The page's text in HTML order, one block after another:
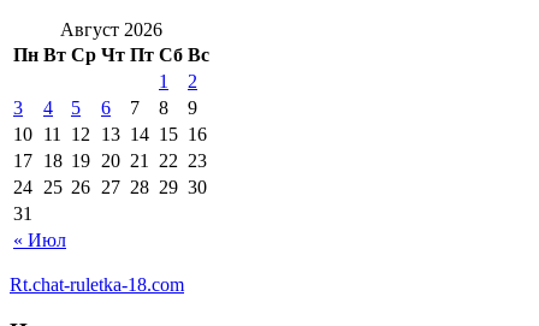
Август 2026
Пн Вт Ср Чт Пт Сб Вс
« Июл
1
2
3
4 5 6 7 8
9
10 11 12 13 14 15 16
17 18 19 20 21 22 23
24 25 26 27 28 29 30
31
Rt.chat-ruletka-18.com